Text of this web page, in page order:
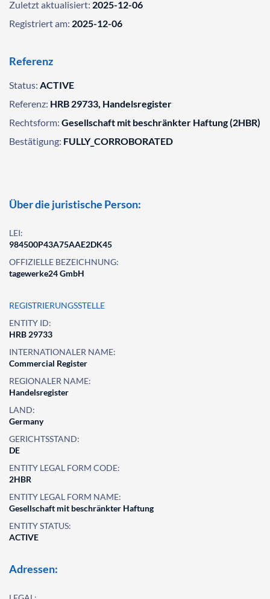
Zuletzt aktualisiert: 2025-12-06
Registriert am: 2025-12-06
Referenz
Status: ACTIVE
Referenz: HRB 29733, Handelsregister
Rechtsform: Gesellschaft mit beschränkter Haftung (2HBR)
Bestätigung: FULLY_CORROBORATED
Über die juristische Person:
LEI:
984500P43A75AAE2DK45
OFFIZIELLE BEZEICHNUNG:
tagewerke24 GmbH
REGISTRIERUNGSSTELLE
ENTITY ID:
HRB 29733
INTERNATIONALER NAME:
Commercial Register
REGIONALER NAME:
Handelsregister
LAND:
Germany
GERICHTSSTAND:
DE
ENTITY LEGAL FORM CODE:
2HBR
ENTITY LEGAL FORM NAME:
Gesellschaft mit beschränkter Haftung
ENTITY STATUS:
ACTIVE
Adressen: